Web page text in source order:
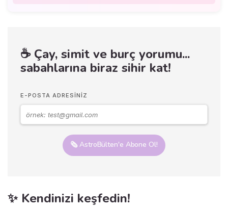
☕ Çay, simit ve burç yorumu...
sabahlarına biraz sihir kat!
E-POSTA ADRESINIZ
🗞️ AstroBülten'e Abone Ol!
✨ Kendinizi keşfedin!